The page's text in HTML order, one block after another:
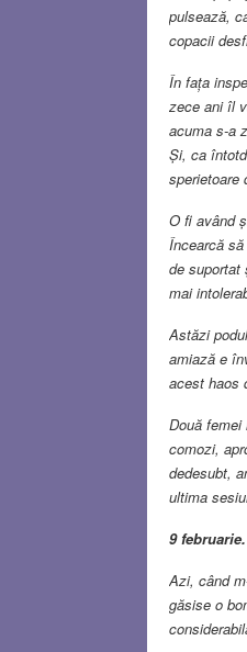
pulsează,
copacii
În fața
zece ani îl
acuma s-a
Și, ca
sperietoare
O fi având
Încearcă
de suportat
mai
Astăzi
amiază e
acest haos
Două
comozi,
dedesubt,
ultima
9
Azi, când
găsise o